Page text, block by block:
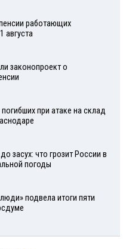
работающих
августа
законопроект о
при атаке на склад
засух: что грозит России в
погоды
подвела итоги пяти